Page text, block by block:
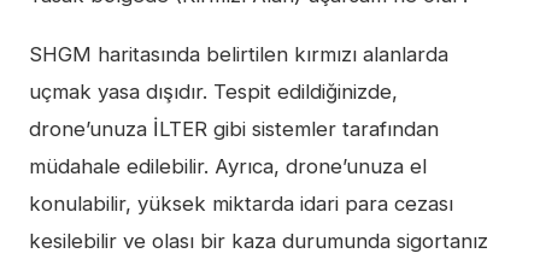
SHGM haritasında belirtilen kırmızı alanlarda
uçmak yasa dışıdır. Tespit edildiğinizde,
drone’unuza İLTER gibi sistemler tarafından
müdahale edilebilir. Ayrıca, drone’unuza el
konulabilir, yüksek miktarda idari para cezası
kesilebilir ve olası bir kaza durumunda sigortanız